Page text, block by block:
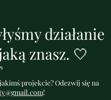
działanie
znasz. 🤍
projekcie? Odezwij się na
!